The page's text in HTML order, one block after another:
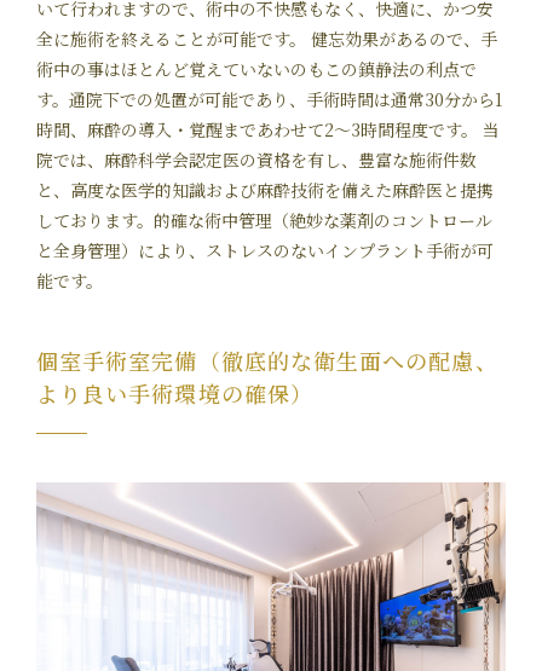
いて行われますので、術中の不快感もなく、快適に、かつ安
全に施術を終えることが可能です。 健忘効果があるので、手
術中の事はほとんど覚えていないのもこの鎮静法の利点で
す。通院下での処置が可能であり、手術時間は通常30分から1
時間、麻酔の導入・覚醒まであわせて2～3時間程度です。 当
院では、麻酔科学会認定医の資格を有し、豊富な施術件数
と、高度な医学的知識および麻酔技術を備えた麻酔医と提携
しております。的確な術中管理（絶妙な薬剤のコントロール
と全身管理）により、ストレスのないインプラント手術が可
能です。
個室手術室完備（徹底的な衛生面への配慮、
より良い手術環境の確保）